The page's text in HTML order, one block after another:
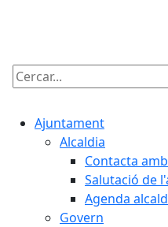
Cercar:
Ajuntament
Alcaldia
Contacta
Salutació de
Agenda
Govern